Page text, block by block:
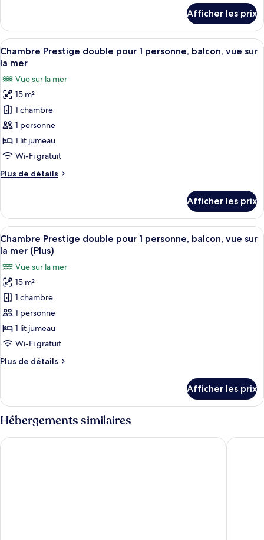
personne,
balcon,
vue
partielle
sur
la
mer
Chambre
double
pour
1
balcon,
vue
partielle
sur
la
Afficher les prix
Afficher
toutes
photos
pour
ce
type
de
chambre :
Prestige
personne,
balcon,
vue
sur
la
mer
Une chambre d’hôtel moderne
10
Chambre Prestige double pour 1 personne, balcon, vue sur
la mer
Vue sur la mer
15 m²
1 chambre
1 personne
1 lit jumeau
Wi-Fi gratuit
Plus de détails
Plus
Chambre
Prestige
double
pour
personne,
balcon,
vue
sur
la
Afficher les prix
Afficher
toutes
photos
pour
ce
type
de
chambre :
Prestige
personne,
balcon,
vue
Une chambre d’hôtel moderne
10
Chambre Prestige double pour 1 personne, balcon, vue sur
la mer (Plus)
Vue sur la mer
15 m²
1 chambre
1 personne
1 lit jumeau
Wi-Fi gratuit
Plus de détails
Plus
Chambre
Prestige
double
1
Afficher les prix
Hébergements similaires
Hotel Saratoga Hotel